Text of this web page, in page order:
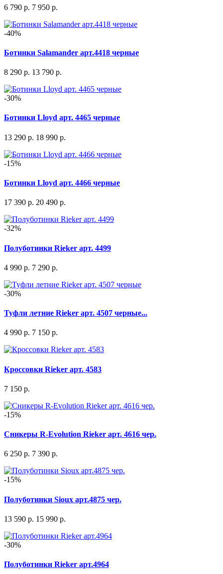
6 790 р. 7 950 р.
-40%
Ботинки Salamander арт.4418 черные
8 290 р. 13 790 р.
-30%
Ботинки Lloyd арт. 4465 черные
13 290 р. 18 990 р.
-15%
Ботинки Lloyd арт. 4466 черные
17 390 р. 20 490 р.
-32%
Полуботинки Rieker арт. 4499
4 990 р. 7 290 р.
-30%
Туфли летние Rieker арт. 4507 черные...
4 990 р. 7 150 р.
Кроссовки Rieker арт. 4583
7 150 р.
-15%
Сникеры R-Evolution Rieker арт. 4616 чер.
6 250 р. 7 390 р.
-15%
Полуботинки Sioux арт.4875 чер.
13 590 р. 15 990 р.
-30%
Полуботинки Rieker арт.4964